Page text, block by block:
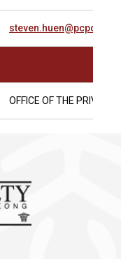
OFFICE OF THE